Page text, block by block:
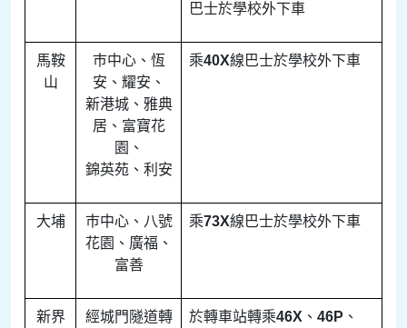
巴士於學校外下車
馬鞍
山
巿中心、恆
安、耀安、
新港城、雅典
居、富寶花
園、
錦英苑、利安
乘40X線巴士於學校外下車
大埔
巿中心、八號
花園、廣福、
富善
乘73X線巴士於學校外下車
新界
經城門隧道轉
於轉車站轉乘46X 、 46P 、